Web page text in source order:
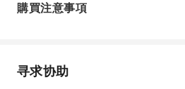
購買注意事項
寻求协助